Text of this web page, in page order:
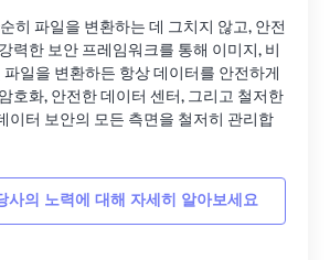
히 파일을 변환하는 데 그치지 않고, 안전
력한 보안 프레임워크를 통해 이미지, 비
일을 변환하든 항상 데이터를 안전하게
호화, 안전한 데이터 센터, 그리고 철저한
이터 보안의 모든 측면을 철저히 관리합
사의 노력에 대해 자세히 알아보세요